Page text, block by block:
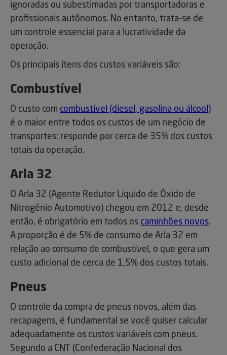
ignoradas ou subestimadas por transportadoras e
profissionais autônomos. No entanto, trata-se de
um controle essencial para a lucratividade da
operação.
Os principais itens dos custos variáveis são:
Combustível
O custo com combustível (diesel, gasolina ou álcool)
é o maior entre todos os custos de um negócio de
transportes: responde por cerca de 35% dos custos
totais da operação.
Arla 32
O Arla 32 (Agente Redutor Líquido de Óxido de
Nitrogênio Automotivo) chegou em 2012 e, desde
então, é obrigatório em todos os caminhões novos.
A proporção é de 5% de consumo de Arla 32 em
relação ao consumo de combustível, o que gera um
custo adicional de cerca de 1,5% dos custos totais.
Pneus
O controle da compra de pneus novos, além das
recapagens, é fundamental se você quiser calcular
adequadamente os custos variáveis com pneus.
Segundo a CNT (Confederação Nacional dos